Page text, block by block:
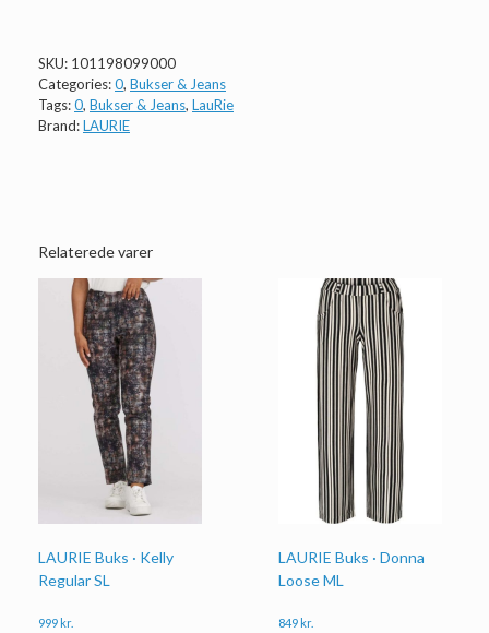
SKU: 101198099000
Categories:0, Bukser & Jeans
Tags:0, Bukser & Jeans, LauRie
Brand:LAURIE
Relaterede varer
LAURIE Buks · Kelly
Regular SL
999kr.
LAURIE Buks · Donna
Loose ML
849 kr.